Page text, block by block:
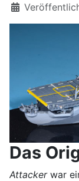
Details
Das
Attackerwar